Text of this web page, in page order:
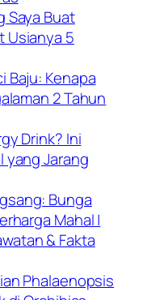
Saya Buat
Usianya 5
Baju: Kenapa
2 Tahun
Drink? Ini
yang Jarang
Bunga
Mahal |
& Fakta
Phalaenopsis